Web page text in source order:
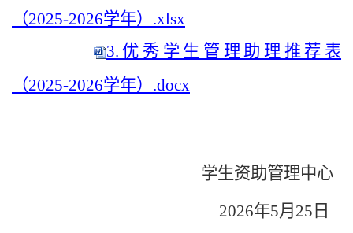
（2025-2026学年）.xlsx
3.优秀学生管理助理推荐表
（2025-2026学年）.docx
学生资助管理中心
2026年5月 25 日